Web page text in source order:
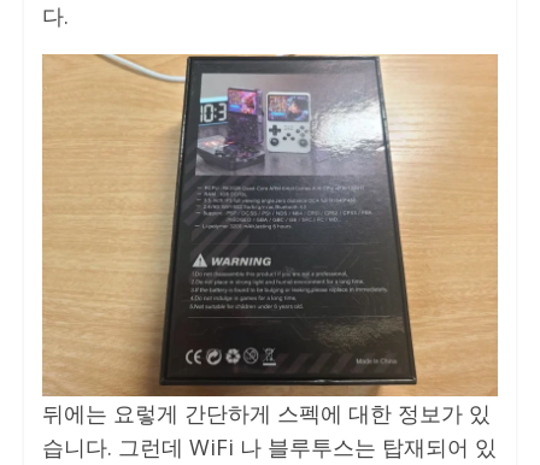
다.
뒤에는 요렇게 간단하게 스펙에 대한 정보가 있
습니다. 그런데 WiFi 나 블루투스는 탑재되어 있